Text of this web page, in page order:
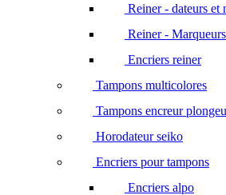
Reiner - dateurs et
Reiner -
Encriers reiner
Tampons multicolores
Tampons encreur
Horodateur seiko
Encriers pour tampons
Encriers alpo